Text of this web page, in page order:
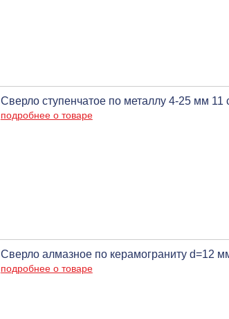
Сверло ступенчатое по металлу 4-25 мм 11
подробнее о товаре
Сверло алмазное по керамограниту d=12
подробнее о товаре